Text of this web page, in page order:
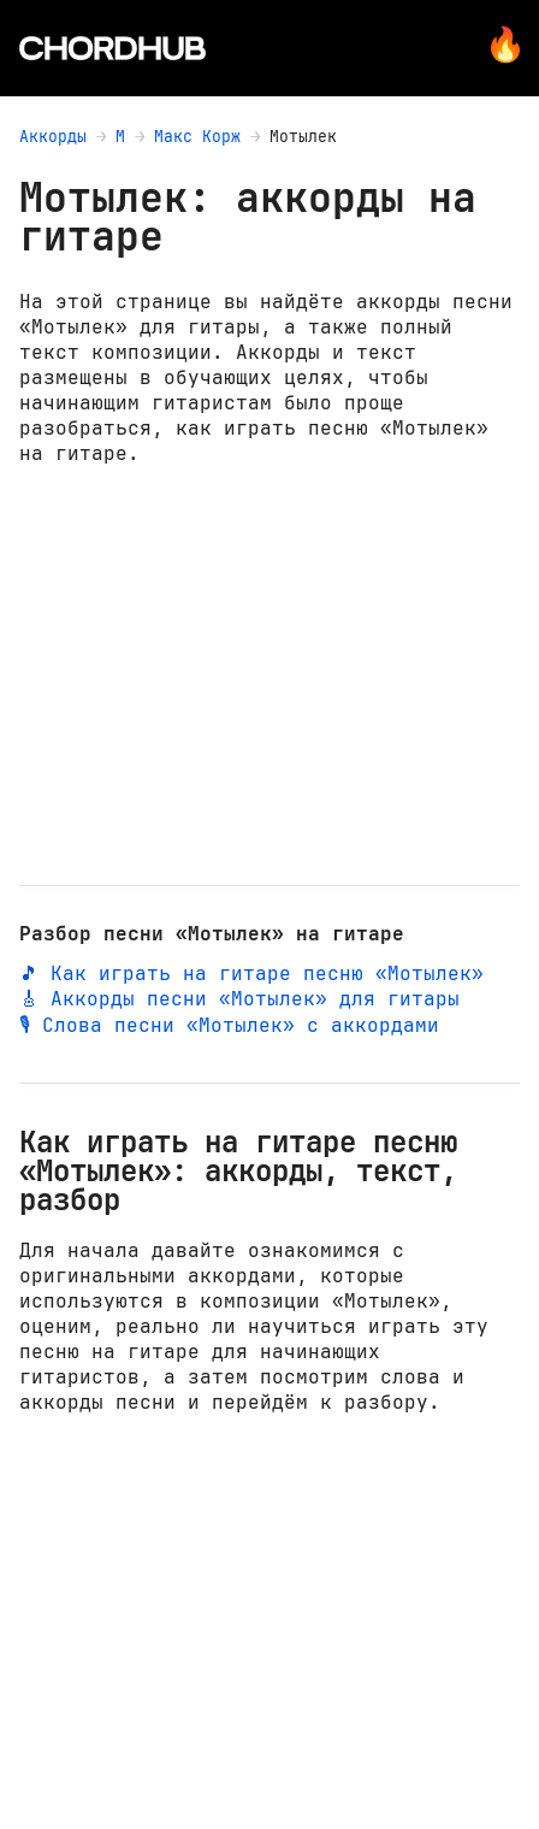
Аккорды М Макс Корж Мотылек
Мотылек: аккорды на
гитаре
На этой странице вы найдёте аккорды песни
«Мотылек» для гитары, а также полный
текст композиции. Аккорды и текст
размещены в обучающих целях, чтобы
начинающим гитаристам было проще
разобраться, как играть песню «Мотылек»
на гитаре.
Разбор песни «Мотылек» на гитаре
🎵 Как играть на гитаре песню «Мотылек»
🎸 Аккорды песни «Мотылек» для гитары
🎙️ Слова песни «Мотылек» с аккордами
Как играть на гитаре песню
«Мотылек»: аккорды, текст,
разбор
Для начала давайте ознакомимся с
оригинальными аккордами, которые
используются в композиции «Мотылек»,
оценим, реально ли научиться играть эту
песню на гитаре для начинающих
гитаристов, а затем посмотрим слова и
аккорды песни и перейдём к разбору.